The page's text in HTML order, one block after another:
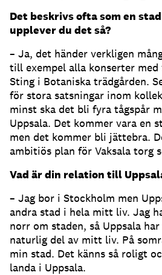
Det beskrivs ofta som en
upplever du det så?
– Ja, det händer verkligen
till exempel alla konserter
Sting i Botaniska trädgården.
för stora satsningar inom
minst ska det bli fyra tågspår
Uppsala. Det kommer vara en
men det kommer bli jättebra.
ambitiös plan för Vaksala torg
Vad är din relation till
– Jag bor i Stockholm men
andra stad i hela mitt liv. Jag
norr om staden, så Uppsala
naturlig del av mitt liv. På
min stad. Det känns så roligt
landa i Uppsala.